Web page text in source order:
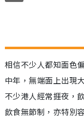
相信不少人都知面色
中年，無端面上出現
不少港人經常捱夜，
飲食無節制，亦特別